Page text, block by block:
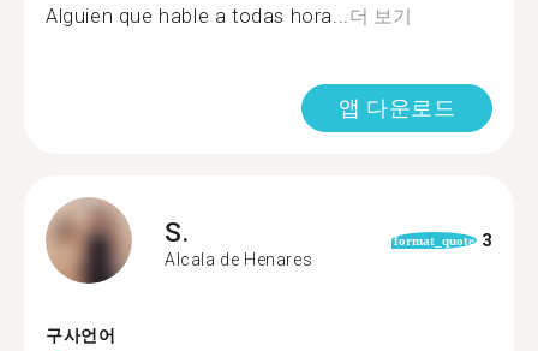
Alguien que hable a todas hora...더 보기
앱 다운로드
S.
Alcala de Henares
format_quote 3
구사언어